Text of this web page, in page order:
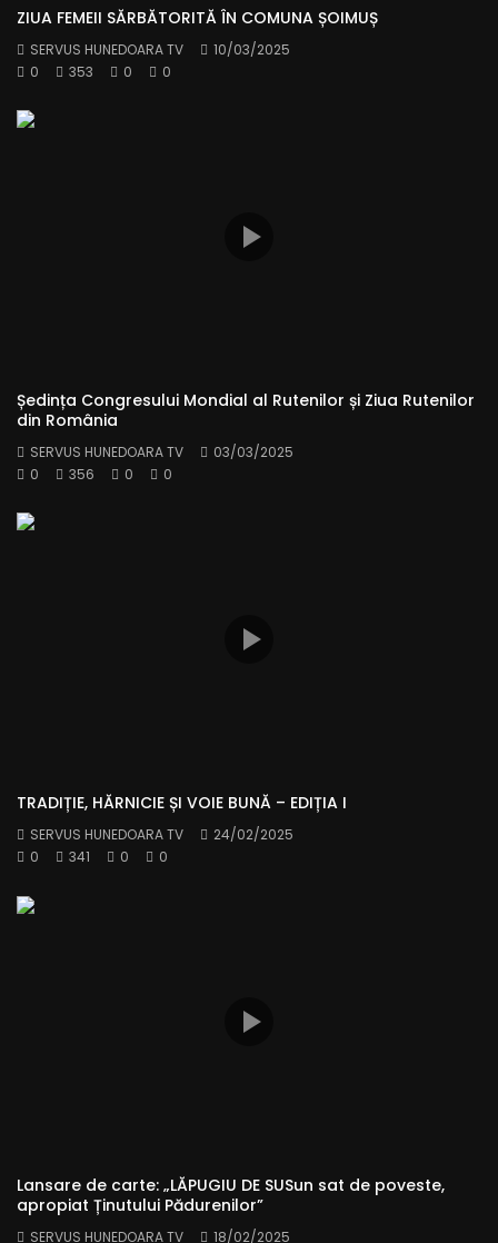
ZIUA FEMEII SĂRBĂTORITĂ ÎN COMUNA ȘOIMUȘ
SERVUS HUNEDOARA TV
10/03/2025
0
353 0 0
Ședința Congresului Mondial al Rutenilor și Ziua Rutenilor
din România
SERVUS HUNEDOARA TV
03/03/2025
0
356 0 0
TRADIȚIE, HĂRNICIE ȘI VOIE BUNĂ – EDIȚIA I
SERVUS HUNEDOARA TV
24/02/2025
0
341 0 0
Lansare de carte: „LĂPUGIU DE SUSun sat de poveste,
apropiat Ținutului Pădurenilor”
SERVUS HUNEDOARA TV 18/02/2025